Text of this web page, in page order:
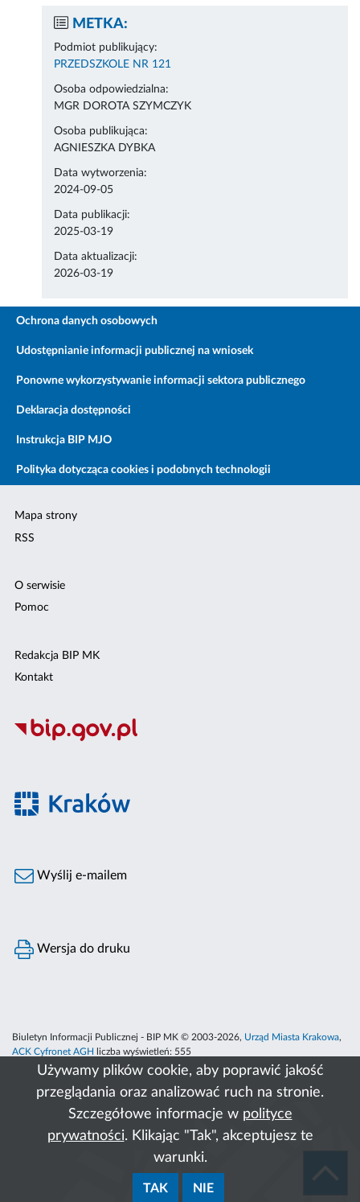
Używamy plików cookie, aby poprawić jakość
przeglądania oraz analizować ruch na stronie.
Szczegółowe informacje w polityce
prywatności. Klikając "Tak", akceptujesz te
warunki.
TAK NIE
METKA:
Podmiot publikujący:
PRZEDSZKOLE NR 121
Osoba odpowiedzialna:
MGR DOROTA SZYMCZYK
Osoba publikująca:
AGNIESZKA DYBKA
Data wytworzenia:
2024-09-05
Data publikacji:
2025-03-19
Data aktualizacji:
2026-03-19
Ochrona danych osobowych
Udostępnianie informacji publicznej na wniosek
Ponowne wykorzystywanie informacji sektora publicznego
Deklaracja dostępności
Instrukcja BIP MJO
Polityka dotycząca cookies i podobnych technologii
Mapa strony
RSS
O serwisie
Pomoc
Redakcja BIP MK
Kontakt
Wyślij e-mailem
Wersja do druku
Biuletyn Informacji Publicznej - BIP MK © 2003-2026, Urząd Miasta Krakowa,
ACK Cyfronet AGH
liczba wyświetleń: 555